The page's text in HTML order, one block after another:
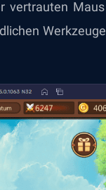
vertrauten